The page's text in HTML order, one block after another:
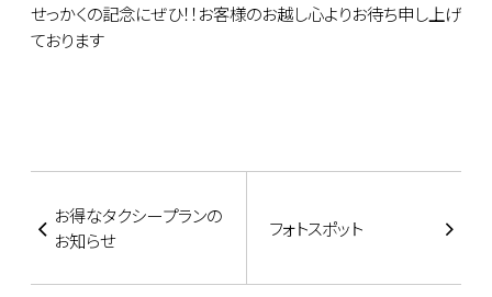
せっかくの記念にぜひ！！お客様のお越し心よりお待ち申し上げ
ております
お得なタクシープランの
お知らせ
フォトスポット